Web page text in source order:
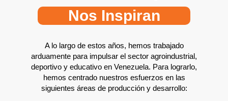
Nos Inspiran
A lo largo de estos años, hemos trabajado
arduamente para impulsar el sector agroindustrial,
deportivo y educativo en Venezuela. Para lograrlo,
hemos centrado nuestros esfuerzos en las
siguientes áreas de producción y desarrollo: